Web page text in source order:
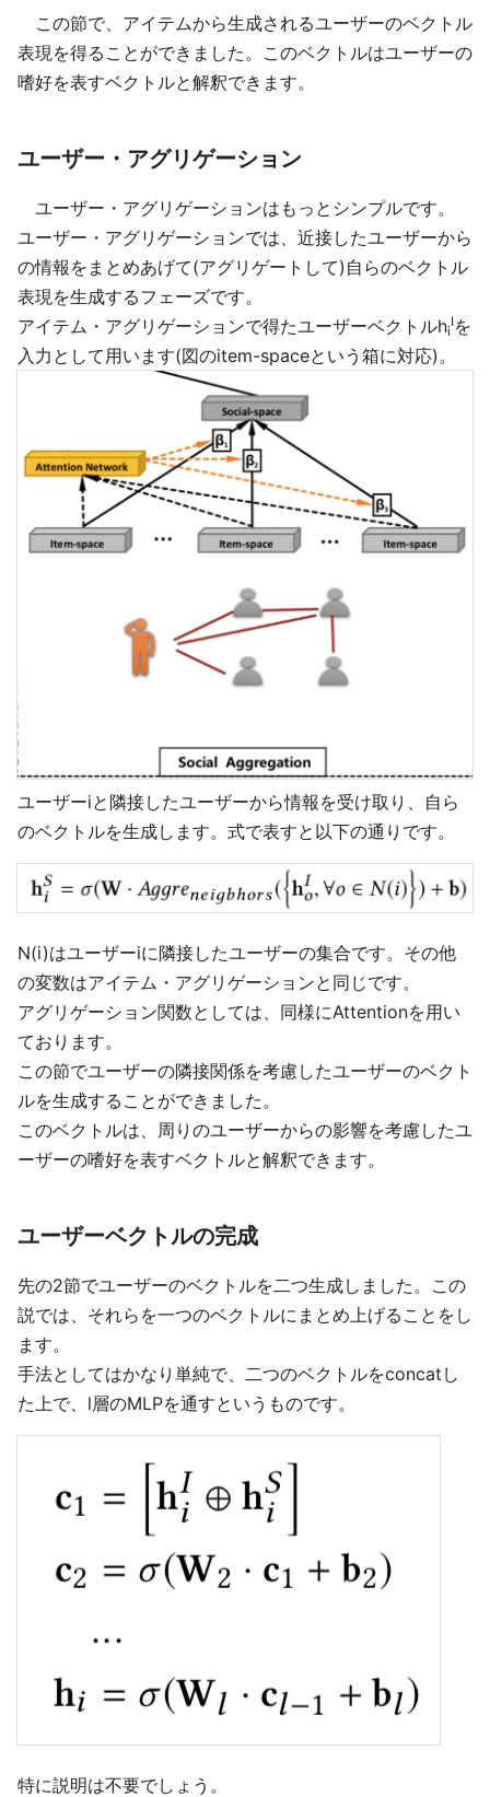
この節で、アイテムから生成されるユーザーのベクトル
表現を得ることができました。このベクトルはユーザーの
嗜好を表すベクトルと解釈できます。
ユーザー・アグリゲーション
ユーザー・アグリゲーションはもっとシンプルです。
ユーザー・アグリゲーションでは、近接したユーザーから
の情報をまとめあげて(アグリゲートして)自らのベクトル
表現を生成するフェーズです。
アイテム・アグリゲーションで得たユーザーベクトルhi
Iを
入力として用います(図のitem-spaceという箱に対応)。
ユーザーiと隣接したユーザーから情報を受け取り、自ら
のベクトルを生成します。式で表すと以下の通りです。
N(i)はユーザーiに隣接したユーザーの集合です。その他
の変数はアイテム・アグリゲーションと同じです。
アグリゲーション関数としては、同様にAttentionを用い
ております。
この節でユーザーの隣接関係を考慮したユーザーのベクト
ルを生成することができました。
このベクトルは、周りのユーザーからの影響を考慮したユ
ーザーの嗜好を表すベクトルと解釈できます。
ユーザーベクトルの完成
先の2節でユーザーのベクトルを二つ生成しました。この
説では、それらを一つのベクトルにまとめ上げることをし
ます。
手法としてはかなり単純で、二つのベクトルをconcatし
た上で、l層のMLPを通すというものです。
特に説明は不要でしょう。